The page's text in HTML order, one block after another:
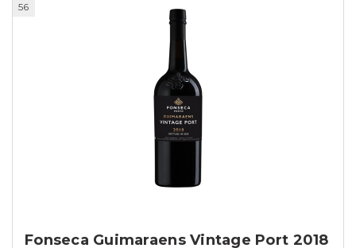
56
Fonseca Guimaraens Vintage Port 2018